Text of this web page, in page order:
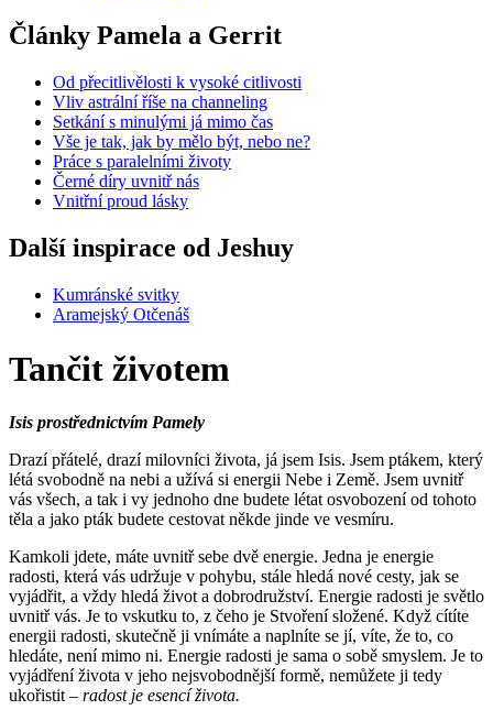
Články Pamela a Gerrit
Od přecitlivělosti k vysoké citlivosti
Vliv astrální říše na channeling
Setkání s minulými já mimo čas
Vše je tak, jak by mělo být, nebo ne?
Práce s paralelními životy
Černé díry uvnitř nás
Vnitřní proud lásky
Další inspirace od Jeshuy
Kumránské svitky
Aramejský Otčenáš
Tančit životem
Isis prostřednictvím Pamely
Drazí přátelé, drazí milovníci života, já jsem Isis. Jsem ptákem, který
létá svobodně na nebi a užívá si energii Nebe i Země. Jsem uvnitř
vás všech, a tak i vy jednoho dne budete létat osvobození od tohoto
těla a jako pták budete cestovat někde jinde ve vesmíru.
Kamkoli jdete, máte uvnitř sebe dvě energie. Jedna je energie
radosti, která vás udržuje v pohybu, stále hledá nové cesty, jak se
vyjádřit, a vždy hledá život a dobrodružství. Energie radosti je světlo
uvnitř vás. Je to vskutku to, z čeho je Stvoření složené. Když cítíte
energii radosti, skutečně ji vnímáte a naplníte se jí, víte, že to, co
hledáte, není mimo ni. Energie radosti je sama o sobě smyslem. Je to
vyjádření života v jeho nejsvobodnější formě, nemůžete ji tedy
ukořistit – radost je esencí života.